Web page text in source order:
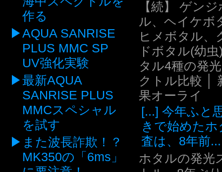
作る
AQUA SANRISE
PLUS MMC SP
UV強化実験
最新AQUA
SANRISE PLUS
MMCスペシャル
を試す
また波長詐欺！？
MK350の「6ms」
【続】 ゲン
ル、ヘイケボ
ヒメボタル、
ドボタル(幼
タル4種の発
クトル比較 │
果オーライ
[...] 今年ふと
きで始めたホ
査は、8年前...
ホタルの発光